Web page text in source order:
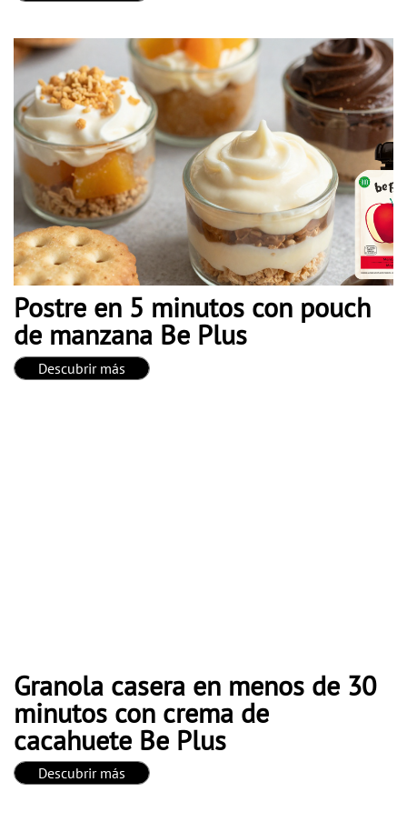
Postre en 5 minutos con pouch
de manzana Be Plus
Descubrir más
Granola casera en menos de 30
minutos con crema de
cacahuete Be Plus
Descubrir más